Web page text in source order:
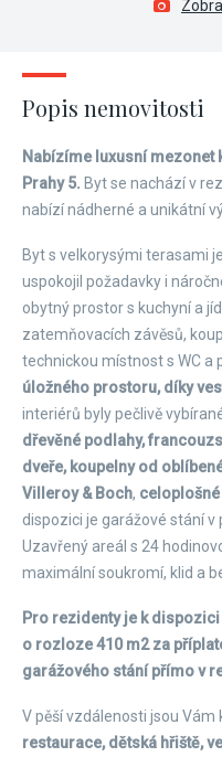
Popis nemovitosti
Nabízíme luxusní mezonet
Prahy 5. Byt se nachází v
nabízí nádherné a unikátní
Byt s velkorysými terasami
uspokojil požadavky i
obytný prostor s kuchyní a
zatemňovacích závěsů,
technickou místnost s WC a
úložného prostoru, díky
interiérů byly pečlivě
dřevěné podlahy,
dveře, koupelny od
Villeroy & Boch,
dispozici je garážové stání v
Uzavřený areál s 24
maximální soukromí, klid a
Pro rezidenty je k
o rozloze 410 m2 za
garážového stání přímo v
V pěší vzdálenosti jsou Vám
restaurace, dětská hřiště,